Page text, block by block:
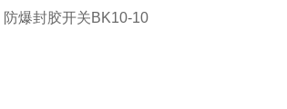
爆封胶开关BK10-10